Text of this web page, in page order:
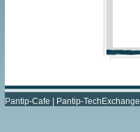
Pantip-Cafe Pantip-TechExchange